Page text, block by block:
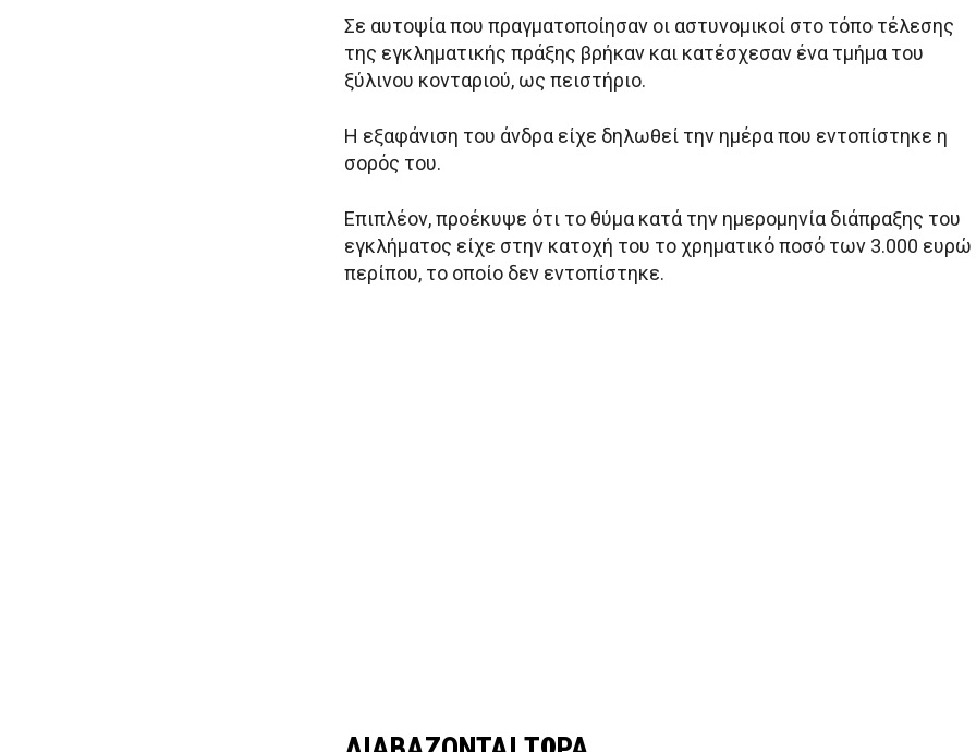
Σε αυτοψία που πραγματοποίησαν οι αστυνομικοί στο τόπο τέλεσης
της εγκληματικής πράξης βρήκαν και κατέσχεσαν ένα τμήμα του
ξύλινου κονταριού, ως πειστήριο.
Η εξαφάνιση του άνδρα είχε δηλωθεί την ημέρα που εντοπίστηκε η
σορός του.
Επιπλέον, προέκυψε ότι το θύμα κατά την ημερομηνία διάπραξης του
εγκλήματος είχε στην κατοχή του το χρηματικό ποσό των 3.000 ευρώ
περίπου, το οποίο δεν εντοπίστηκε.